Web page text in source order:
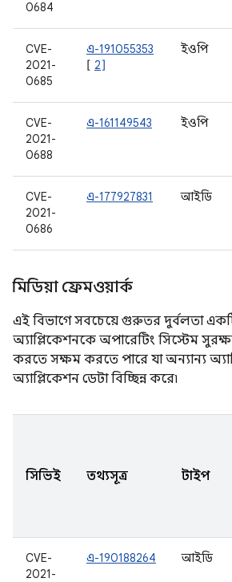
0684
CVE-
2021-
0685
এ-191055353
[ 2]
ইওপি
CVE-
2021-
0688
এ-161149543 ইওপি
CVE-
2021-
0686
এ-177927831 আইডি
মিডিয়া ফ্রেমওয়ার্ক
এই বিভাগে সবচেয়ে গুরুতর দুর্বলতা
অ্যাপ্লিকেশনকে অপারেটিং সিস্টেম
করতে সক্ষম করতে পারে যা অন্যান্য
অ্যাপ্লিকেশন ডেটা বিচ্ছিন্ন করে৷
সিভিই তথ্যসূত্র টাইপ
CVE-
2021-
এ-190188264 আইডি